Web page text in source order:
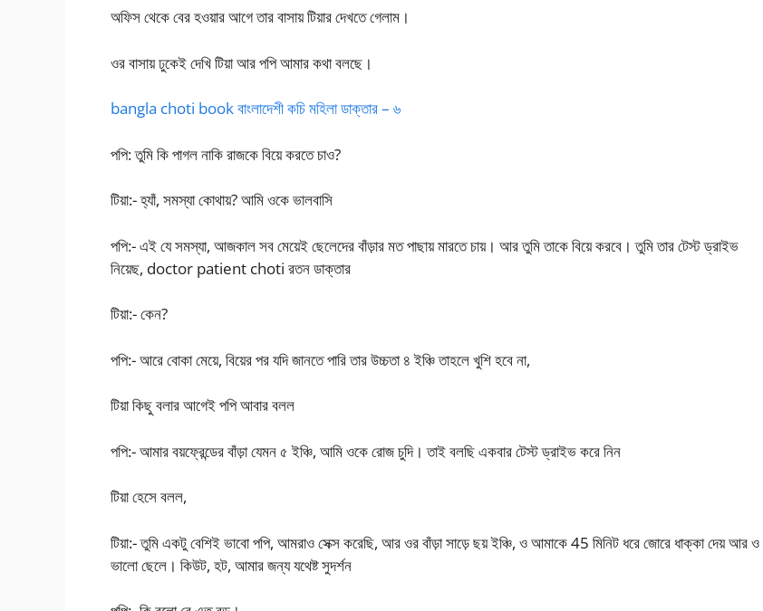
অফিস থেকে বের হওয়ার আগে তার বাসায় টিয়ার দেখতে গেলাম।
ওর বাসায় ঢুকেই দেখি টিয়া আর পপি আমার কথা বলছে।
bangla choti book বাংলাদেশী কচি মহিলা ডাক্তার – ৬
পপি: তুমি কি পাগল নাকি রাজকে বিয়ে করতে চাও?
টিয়া:- হ্যাঁ, সমস্যা কোথায়? আমি ওকে ভালবাসি
পপি:- এই যে সমস্যা, আজকাল সব মেয়েই ছেলেদের বাঁড়ার মত পাছায় মারতে চায়। আর তুমি তাকে বিয়ে করবে। তুমি তার টেস্ট ড্রাইভ
নিয়েছ, doctor patient choti রতন ডাক্তার
টিয়া:- কেন?
পপি:- আরে বোকা মেয়ে, বিয়ের পর যদি জানতে পারি তার উচ্চতা ৪ ইঞ্চি তাহলে খুশি হবে না,
টিয়া কিছু বলার আগেই পপি আবার বলল
পপি:- আমার বয়ফ্রেন্ডের বাঁড়া যেমন ৫ ইঞ্চি, আমি ওকে রোজ চুদি। তাই বলছি একবার টেস্ট ড্রাইভ করে নিন
টিয়া হেসে বলল,
টিয়া:- তুমি একটু বেশিই ভাবো পপি, আমরাও সেক্স করেছি, আর ওর বাঁড়া সাড়ে ছয় ইঞ্চি, ও আমাকে 45 মিনিট ধরে জোরে ধাক্কা দেয় আর ও
ভালো ছেলে। কিউট, হট, আমার জন্য যথেষ্ট সুদর্শন